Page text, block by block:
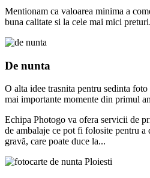
Mentionam ca valoarea minima a
buna calitate si la cele mai mici preturi.
De nunta
O alta idee trasnita pentru sedinta
mai importante momente din primul
Echipa Photogo va ofera servicii de
de ambalaje ce pot fi folosite pentru a
gravă, care poate duce la...